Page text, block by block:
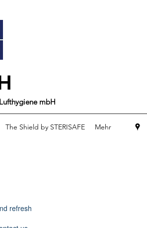
mbH
The Shield by STERISAFE Mehr
refresh